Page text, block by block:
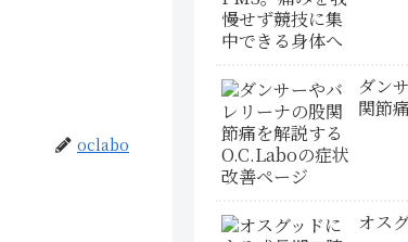
oclabo
ダン
関節痛
オス